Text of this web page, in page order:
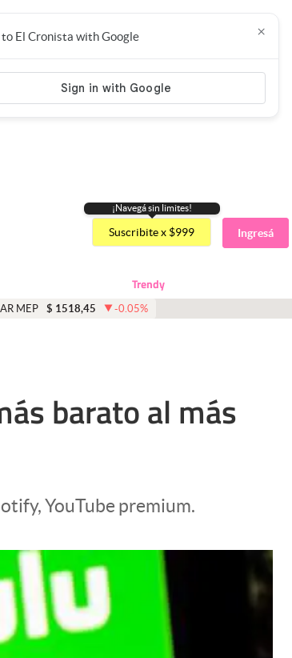
¡Navegá sin limites!
Suscribite x $999 Ingresá
Trendy
MEP $ 1518,45 -0.05%
to El Cronista with Google ×
barato al más
YouTube premium.